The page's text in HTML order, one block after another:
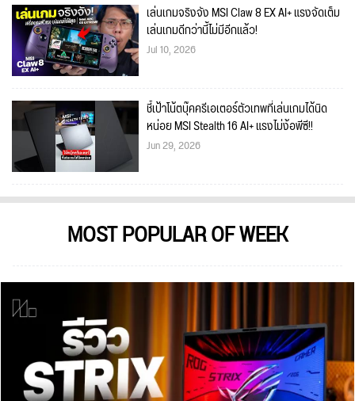
เล่นเกมจริงจัง MSI Claw 8 EX AI+ แรงจัดเต็ม
เล่นเกมดีกว่านี้ไม่มีอีกแล้ว!
Jul 10, 2026
ชี้เป้าโน้ตบุ๊คครีเอเตอร์ตัวเทพที่เล่นเกมได้นิด
หน่อย MSI Stealth 16 AI+ แรงไม่ง้อพีซี!!
Jun 29, 2026
MOST POPULAR OF WEEK